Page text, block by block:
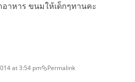
อาหาร ขนมให้เด็กๆทานคะ
at 3:54 pm Permalink